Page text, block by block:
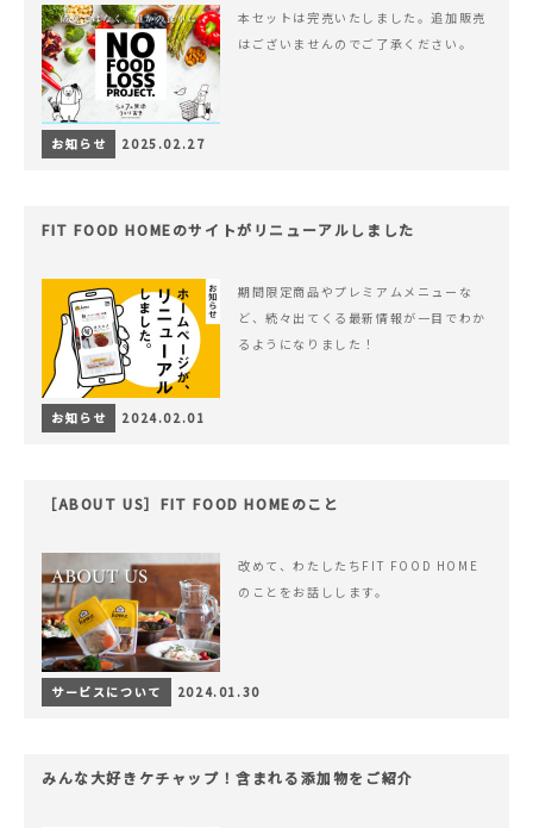
本セットは完売いたしました。追加販売
はございませんのでご了承ください。
お知らせ 2025.02.27
FIT FOOD HOMEのサイトがリニューアルしました
期間限定商品やプレミアムメニューな
ど、続々出てくる最新情報が一目でわか
るようになりました！
お知らせ 2024.02.01
［ABOUT US］FIT FOOD HOMEのこと
改めて、わたしたちFIT FOOD HOME
のことをお話しします。
サービスについて 2024.01.30
みんな大好きケチャップ！含まれる添加物をご紹介